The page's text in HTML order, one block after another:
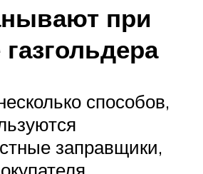
при
способов,
заправщики,